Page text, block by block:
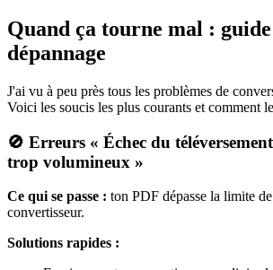
Quand ça tourne mal :
dépannage
J'ai vu à peu près tous les problèmes de
Voici les soucis les plus courants et comment
🚫 Erreurs « Échec du
trop volumineux »
Ce qui se passe : ton PDF dépasse la limite
convertisseur.
Solutions rapides :